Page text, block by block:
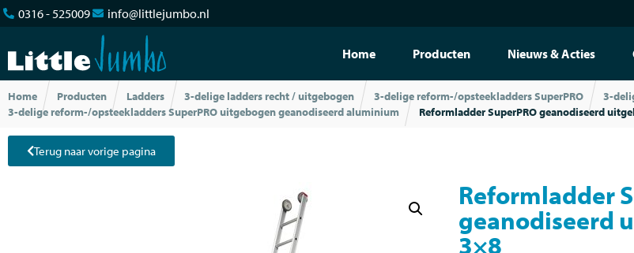
0316 - 525009 info@littlejumbo.nl
Home Producten Nieuws & Acties
Home Producten Ladders 3-delige ladders recht / uitgebogen 3-delige reform-/opsteekladders SuperPRO
3-
3-delige reform-/opsteekladders SuperPRO uitgebogen geanodiseerd aluminium
Reformladder SuperPRO geanodiseerd
Terug naar vorige pagina
Reformladder
geanodiseerd
3×8